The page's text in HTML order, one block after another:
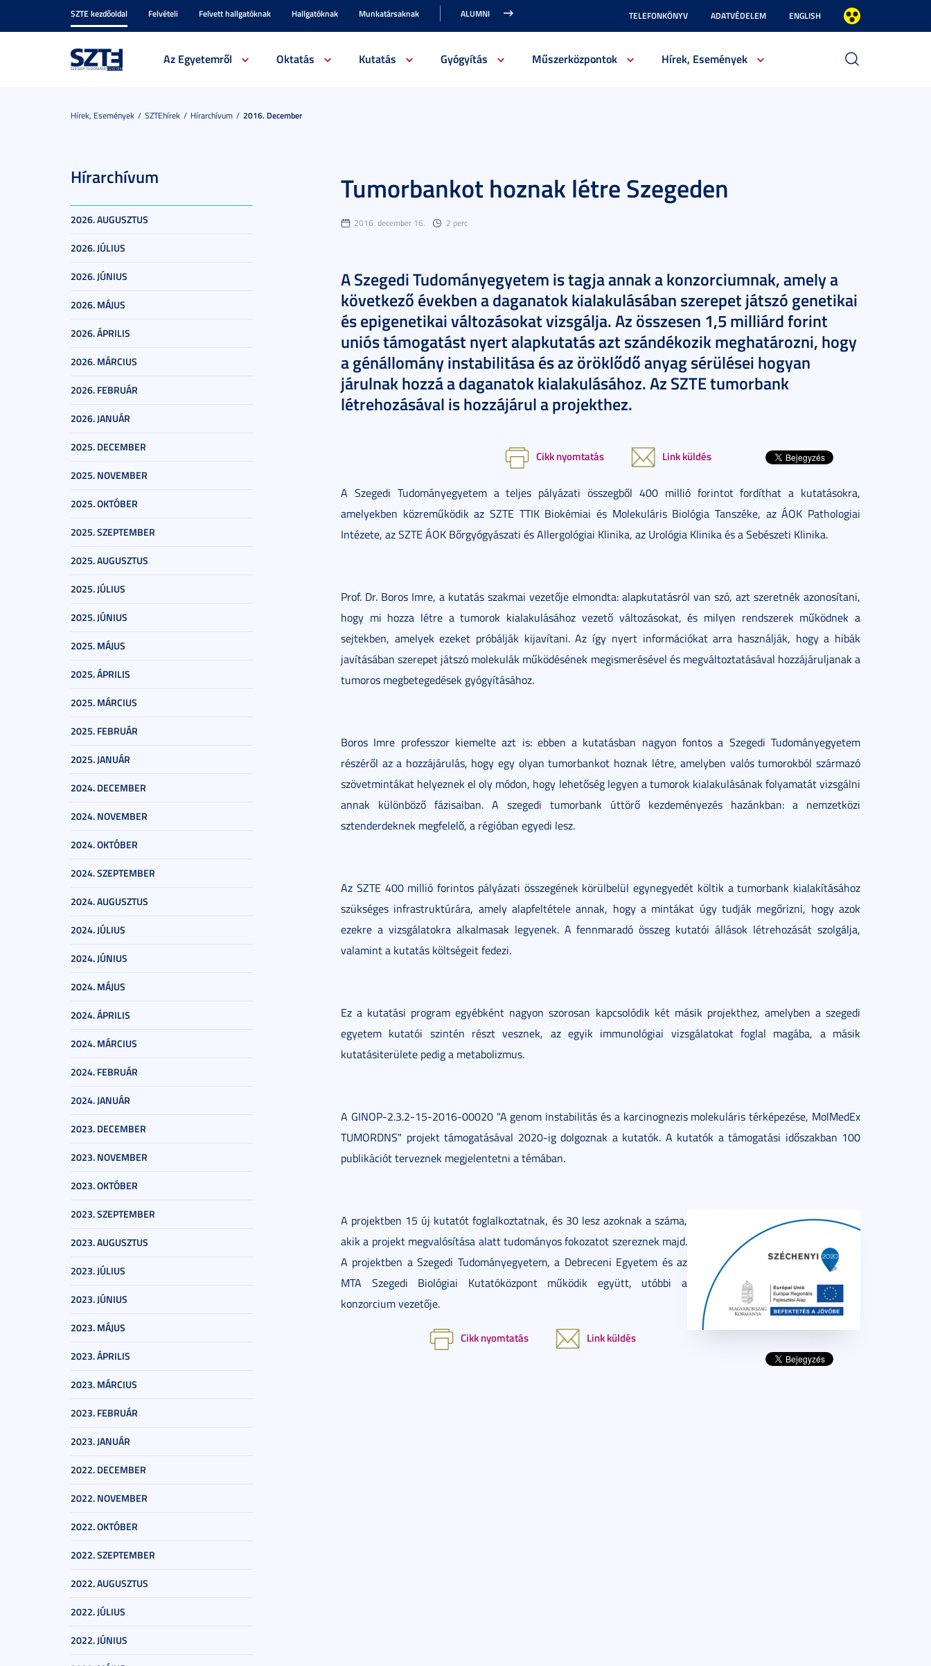
SZTE kezdőoldal Felvételi Felvett hallgatóknak Hallgatóknak Munkatársaknak ALUMNI TELEFONKÖNYV ADATVÉDELEM ENGLISH
Az Egyetemről Oktatás Kutatás Gyógyítás Műszerközpontok Hírek, Események
Hírek, Események SZTEhírek Hírarchívum 2016. December
Hírarchívum
2026. AUGUSZTUS
2026. JÚLIUS
2026. JÚNIUS
2026. MÁJUS
2026. ÁPRILIS
2026. MÁRCIUS
2026. FEBRUÁR
2026. JANUÁR
2025. DECEMBER
2025. NOVEMBER
2025. OKTÓBER
2025. SZEPTEMBER
2025. AUGUSZTUS
2025. JÚLIUS
2025. JÚNIUS
2025. MÁJUS
2025. ÁPRILIS
2025. MÁRCIUS
2025. FEBRUÁR
2025. JANUÁR
2024. DECEMBER
2024. NOVEMBER
2024. OKTÓBER
2024. SZEPTEMBER
2024. AUGUSZTUS
2024. JÚLIUS
2024. JÚNIUS
2024. MÁJUS
2024. ÁPRILIS
2024. MÁRCIUS
2024. FEBRUÁR
2024. JANUÁR
2023. DECEMBER
2023. NOVEMBER
2023. OKTÓBER
2023. SZEPTEMBER
2023. AUGUSZTUS
2023. JÚLIUS
2023. JÚNIUS
2023. MÁJUS
2023. ÁPRILIS
2023. MÁRCIUS
2023. FEBRUÁR
2023. JANUÁR
2022. DECEMBER
2022. NOVEMBER
2022. OKTÓBER
2022. SZEPTEMBER
2022. AUGUSZTUS
2022. JÚLIUS
2022. JÚNIUS
Tumorbankot hoznak létre Szegeden
2016. december 16. 2 perc
A Szegedi Tudományegyetem is tagja annak a konzorciumnak, amely a
következő években a daganatok kialakulásában szerepet játszó genetikai
és epigenetikai változásokat vizsgálja. Az összesen 1,5 milliárd forint
uniós támogatást nyert alapkutatás azt szándékozik meghatározni, hogy
a génállomány instabilitása és az öröklődő anyag sérülései hogyan
járulnak hozzá a daganatok kialakulásához. Az SZTE tumorbank
létrehozásával is hozzájárul a projekthez.
Cikk nyomtatás Link küldés
A Szegedi Tudományegyetem a teljes pályázati összegből 400 millió forintot fordíthat a kutatásokra,
amelyekben közreműködik az SZTE TTIK Biokémiai és Molekuláris Biológia Tanszéke, az ÁOK Pathologiai
Intézete, az SZTE ÁOK Bőrgyógyászati és Allergológiai Klinika, az Urológia Klinika és a Sebészeti Klinika.
Prof. Dr. Boros Imre, a kutatás szakmai vezetője elmondta: alapkutatásról van szó, azt szeretnék azonosítani,
hogy mi hozza létre a tumorok kialakulásához vezető változásokat, és milyen rendszerek működnek a
sejtekben, amelyek ezeket próbálják kijavítani. Az így nyert információkat arra használják, hogy a hibák
javításában szerepet játszó molekulák működésének megismerésével és megváltoztatásával hozzájáruljanak a
tumoros megbetegedések gyógyításához.
Boros Imre professzor kiemelte azt is: ebben a kutatásban nagyon fontos a Szegedi Tudományegyetem
részéről az a hozzájárulás, hogy egy olyan tumorbankot hoznak létre, amelyben valós tumorokból származó
szövetmintákat helyeznek el oly módon, hogy lehetőség legyen a tumorok kialakulásának folyamatát vizsgálni
annak különböző fázisaiban. A szegedi tumorbank úttörő kezdeményezés hazánkban: a nemzetközi
sztenderdeknek megfelelő, a régióban egyedi lesz.
Az SZTE 400 millió forintos pályázati összegének körülbelül egynegyedét költik a tumorbank kialakításához
szükséges infrastruktúrára, amely alapfeltétele annak, hogy a mintákat úgy tudják megőrizni, hogy azok
ezekre a vizsgálatokra alkalmasak legyenek. A fennmaradó összeg kutatói állások létrehozását szolgálja,
valamint a kutatás költségeit fedezi.
Ez a kutatási program egyébként nagyon szorosan kapcsolódik két másik projekthez, amelyben a szegedi
egyetem kutatói szintén részt vesznek, az egyik immunológiai vizsgálatokat foglal magába, a másik
kutatásiterülete pedig a metabolizmus.
A GINOP-2.3.2-15-2016-00020 "A genom instabilitás és a karcinognezis molekuláris térképezése, MolMedEx
TUMORDNS" projekt támogatásával 2020-ig dolgoznak a kutatók. A kutatók a támogatási időszakban 100
publikációt terveznek megjelentetni a témában.
A projektben 15 új kutatót foglalkoztatnak, és 30 lesz azoknak a száma,
akik a projekt megvalósítása alatt tudományos fokozatot szereznek majd.
A projektben a Szegedi Tudományegyetem, a Debreceni Egyetem és az
MTA Szegedi Biológiai Kutatóközpont működik együtt, utóbbi a
konzorcium vezetője.
Cikk nyomtatás Link küldés